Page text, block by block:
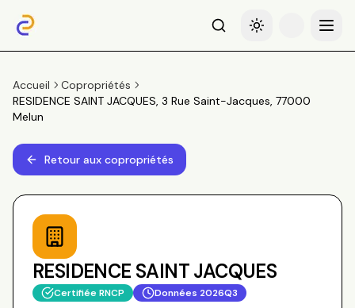
RechercheBasculer le thème
Menu
Accueil
Copropriétés
RESIDENCE SAINT JACQUES, 3 Rue Saint-Jacques, 77000
Melun
Retour aux copropriétés
RESIDENCE SAINT JACQUES
Certifiée RNCP Données 2026Q3